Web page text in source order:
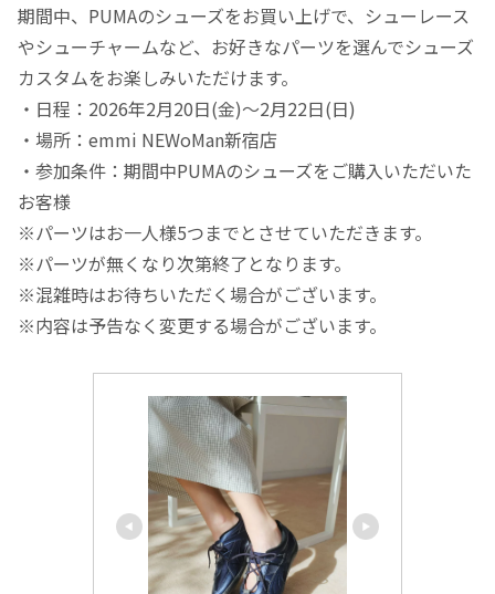
期間中、PUMAのシューズをお買い上げで、シューレース
やシューチャームなど、お好きなパーツを選んでシューズ
カスタムをお楽しみいただけます。
・日程：2026年2月20日(金)～2月22日(日)
・場所：emmi NEWoMan新宿店
・参加条件：期間中PUMAのシューズをご購入いただいた
お客様
※パーツはお一人様5つまでとさせていただきます。
※パーツが無くなり次第終了となります。
※混雑時はお待ちいただく場合がございます。
※内容は予告なく変更する場合がございます。